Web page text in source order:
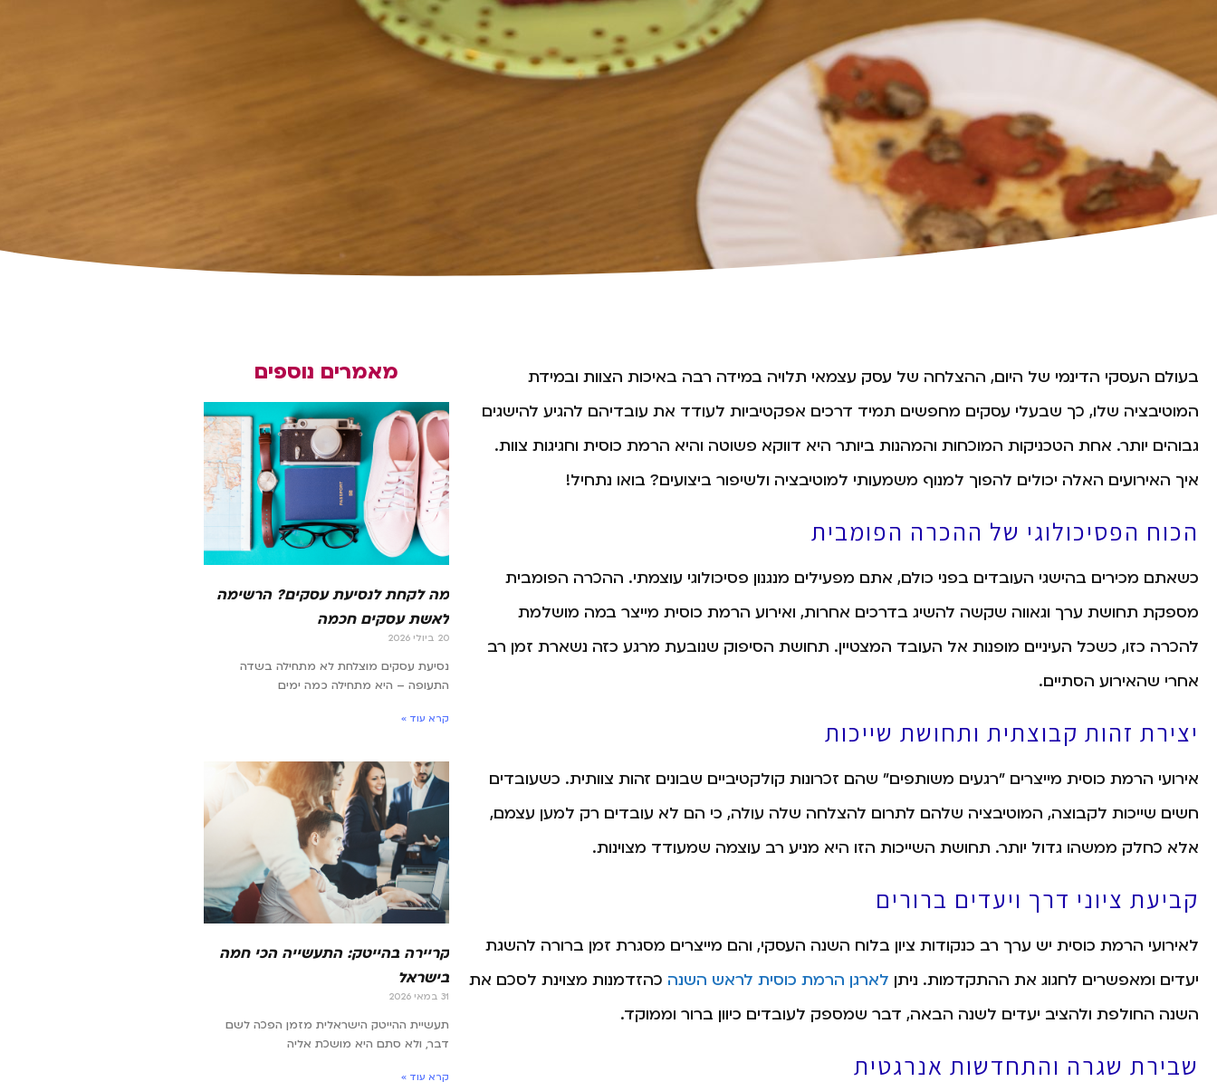
בעולם העסקי הדינמי של היום, ההצלחה של עסק עצמאי תלויה במידה רבה באיכות הצוות ובמידת
המוטיבציה שלו, כך שבעלי עסקים מחפשים תמיד דרכים אפקטיביות לעודד את עובדיהם להגיע להישגים
גבוהים יותר. אחת הטכניקות המוכחות והמהנות ביותר היא דווקא פשוטה והיא הרמת כוסית וחגיגות צוות.
איך האירועים האלה יכולים להפוך למנוף משמעותי למוטיבציה ולשיפור ביצועים? בואו נתחיל!
הכוח הפסיכולוגי של ההכרה הפומבית
כשאתם מכירים בהישגי העובדים בפני כולם, אתם מפעילים מנגנון פסיכולוגי עוצמתי. ההכרה הפומבית
מספקת תחושת ערך וגאווה שקשה להשיג בדרכים אחרות, ואירוע הרמת כוסית מייצר במה מושלמת
להכרה כזו, כשכל העיניים מופנות אל העובד המצטיין. תחושת הסיפוק שנובעת מרגע כזה נשארת זמן רב
אחרי שהאירוע הסתיים.
יצירת זהות קבוצתית ותחושת שייכות
אירועי הרמת כוסית מייצרים "רגעים משותפים" שהם זכרונות קולקטיביים שבונים זהות צוותית. כשעובדים
חשים שייכות לקבוצה, המוטיבציה שלהם לתרום להצלחה שלה עולה, כי הם לא עובדים רק למען עצמם,
אלא כחלק ממשהו גדול יותר. תחושת השייכות הזו היא מניע רב עוצמה שמעודד מצוינות.
קביעת ציוני דרך ויעדים ברורים
לאירועי הרמת כוסית יש ערך רב כנקודות ציון בלוח השנה העסקי, והם מייצרים מסגרת זמן ברורה להשגת
יעדים ומאפשרים לחגוג את ההתקדמות. ניתן לארגן הרמת כוסית לראש השנה כהזדמנות מצוינת לסכם את
השנה החולפת ולהציב יעדים לשנה הבאה, דבר שמספק לעובדים כיוון ברור וממוקד.
שבירת שגרה והתחדשות אנרגטית
מאמרים נוספים
מה לקחת לנסיעת עסקים? הרשימה
לאשת עסקים חכמה
20 ביולי 2026
נסיעת עסקים מוצלחת לא מתחילה בשדה
התעופה – היא מתחילה כמה ימים
קרא עוד »
קריירה בהייטק: התעשייה הכי חמה
בישראל
31 במאי 2026
תעשיית ההייטק הישראלית מזמן הפכה לשם
דבר, ולא סתם היא מושכת אליה
קרא עוד »